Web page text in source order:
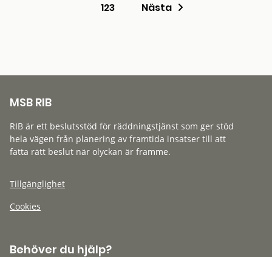
123
Nästa
MSB RIB
RIB är ett beslutsstöd för räddningstjänst som ger stöd
hela vägen från planering av framtida insatser till att
fatta rätt beslut när olyckan är framme.
Tillgänglighet
Cookies
Behöver du hjälp?